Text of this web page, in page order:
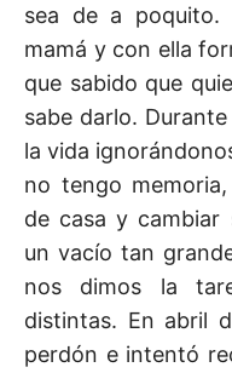
sea de a
mamá y con ella
que sabido que
sabe darlo.
la vida
no tengo
de casa y cambiar
un vacío tan
nos dimos la
distintas. En abril
perdón e intentó